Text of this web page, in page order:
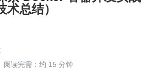
总结）
阅读完需：约 15 分钟